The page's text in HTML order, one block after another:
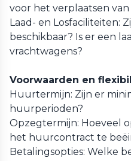
voor het verplaatsen
Laad- en Losfaciliteiten:
beschikbaar? Is er een
vrachtwagens?
Voorwaarden en
Huurtermijn: Zijn er
huurperioden?
Opzegtermijn: Hoeveel
het huurcontract te
Betalingsopties: Welke